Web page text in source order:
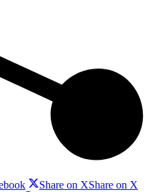
Share on XShare on X